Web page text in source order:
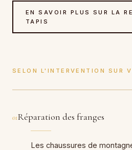
EN SAVOIR PLUS SUR LA
TAPIS
SELON L'INTERVENTION SUR
01Réparation des franges
Les chaussures de